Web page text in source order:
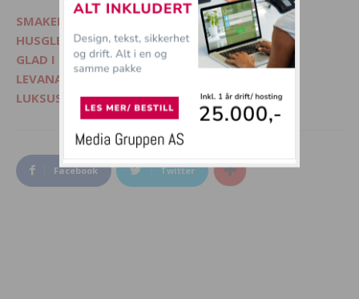
SMAKELIG - Mat, interiør og livsglede
HUSGLEDE.NO - Finn lekre matoppskrifter
GLAD I DYR? - Besøk Morsommedyr.no
LEVANA.NO - Kvinnemagasin på nett
LUKSUSFERIE.NO - Ferie på sitt beste
Facebook Twitter